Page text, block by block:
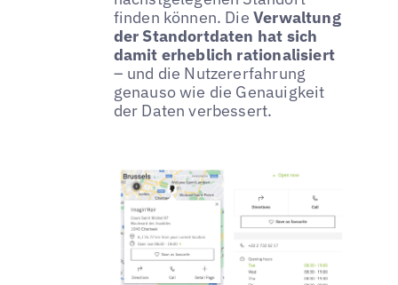
finden können. DieVerwaltung
der Standortdaten hat sich
damit erheblich rationalisiert
– und die Nutzererfahrung
genauso wie die Genauigkeit
der Daten verbessert.